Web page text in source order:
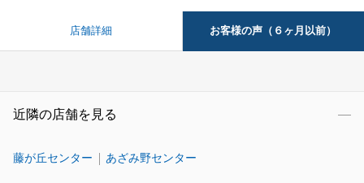
店舗詳細 お客様の声（６ヶ月以前）
近隣の店舗を見る
藤が丘センター あざみ野センター